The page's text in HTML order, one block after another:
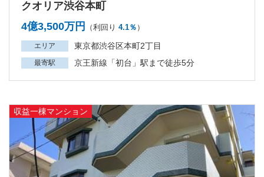
クオリア渋谷本町
4億3,500万円
（利回り 4.1％ ）
エリア 東京都渋谷区本町2丁目
最寄駅 京王新線「初台」駅まで徒歩5分
収益一棟マンション